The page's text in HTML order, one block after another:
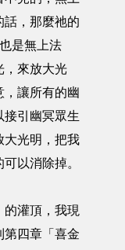
話，那麼祂的
是無上法
，來放大光
，讓所有的幽
接引幽冥眾生
大光明，把我
以消除掉。
灌頂，我現
第四章「喜金